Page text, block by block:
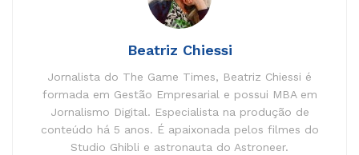
Beatriz Chiessi
Jornalista do The Game Times, Beatriz Chiessi é
formada em Gestão Empresarial e possui MBA em
Jornalismo Digital. Especialista na produção de
conteúdo há 5 anos. É apaixonada pelos filmes do
Studio Ghibli e astronauta do Astroneer.